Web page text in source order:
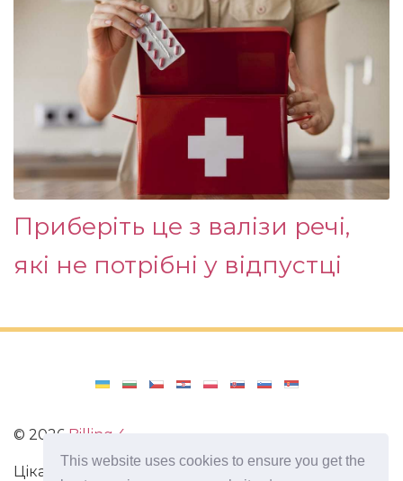
This website uses cookies to ensure you get the
Приберіть це з валізи речі,
які не потрібні у відпустці
© 2026 Billing 4
Цікаві та захоплюючі факти з усього світу. Статті